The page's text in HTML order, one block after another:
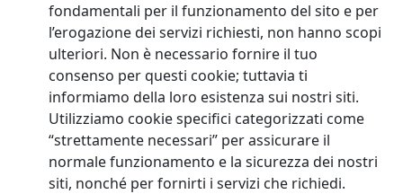
fondamentali per il funzionamento del sito e per
l’erogazione dei servizi richiesti, non hanno scopi
ulteriori. Non è necessario fornire il tuo
consenso per questi cookie; tuttavia ti
informiamo della loro esistenza sui nostri siti.
Utilizziamo cookie specifici categorizzati come
“strettamente necessari” per assicurare il
normale funzionamento e la sicurezza dei nostri
siti, nonché per fornirti i servizi che richiedi.